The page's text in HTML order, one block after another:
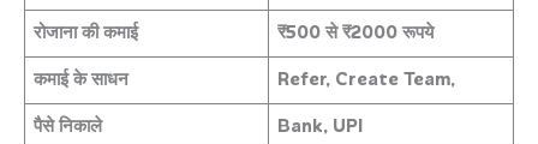
रोजाना की कमाई ₹500 से ₹2000 रूपये
कमाई के साधन Refer, Create Team,
पैसे निकाले Bank, UPI